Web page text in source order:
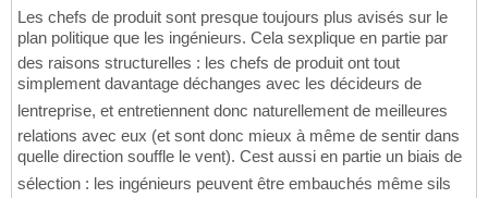
Les chefs de produit sont presque toujours plus avisés sur le
plan politique que les ingénieurs. Cela sexplique en partie par
des raisons structurelles : les chefs de produit ont tout
simplement davantage déchanges avec les décideurs de
lentreprise, et entretiennent donc naturellement de meilleures
relations avec eux (et sont donc mieux à même de sentir dans
quelle direction souffle le vent). Cest aussi en partie un biais de
sélection : les ingénieurs peuvent être embauchés même sils